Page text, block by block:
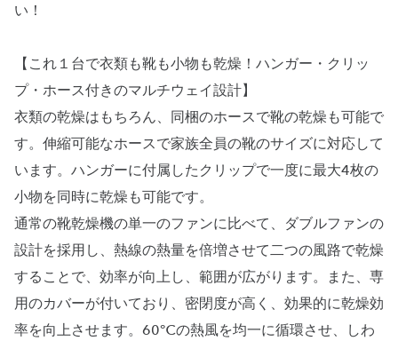
い！
【これ１台で衣類も靴も小物も乾燥！ハンガー・クリッ
プ・ホース付きのマルチウェイ設計】
衣類の乾燥はもちろん、同梱のホースで靴の乾燥も可能で
す。伸縮可能なホースで家族全員の靴のサイズに対応して
います。ハンガーに付属したクリップで一度に最大4枚の
小物を同時に乾燥も可能です。
通常の靴乾燥機の単一のファンに比べて、ダブルファンの
設計を採用し、熱線の熱量を倍増させて二つの風路で乾燥
することで、効率が向上し、範囲が広がります。また、専
用のカバーが付いており、密閉度が高く、効果的に乾燥効
率を向上させます。60℃の熱風を均一に循環させ、しわ